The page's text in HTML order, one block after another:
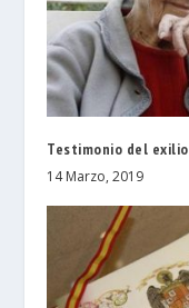
Testimonio del exilio
14 Marzo, 2019